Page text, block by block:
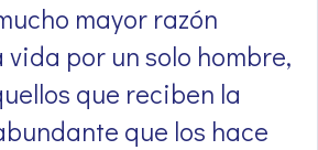
mayor razón
por un solo hombre,
que reciben la
que los hace